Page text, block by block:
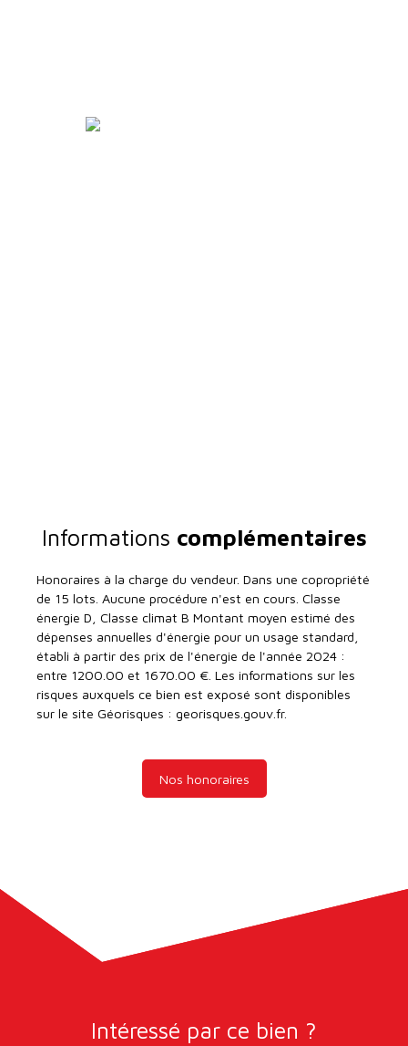
Informations complémentaires
Honoraires à la charge du vendeur. Dans une copropriété
de 15 lots. Aucune procédure n'est en cours. Classe
énergie D, Classe climat B Montant moyen estimé des
dépenses annuelles d'énergie pour un usage standard,
établi à partir des prix de l'énergie de l'année 2024 :
entre 1200.00 et 1670.00 €. Les informations sur les
risques auxquels ce bien est exposé sont disponibles
sur le site Géorisques : georisques.gouv.fr.
Nos honoraires
Intéressé par ce bien ?